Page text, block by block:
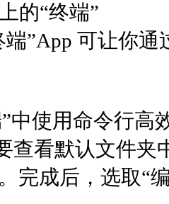
的“终端”
端”App 可让你
中使用命令行高
查看默认文件夹
完成后，选取“